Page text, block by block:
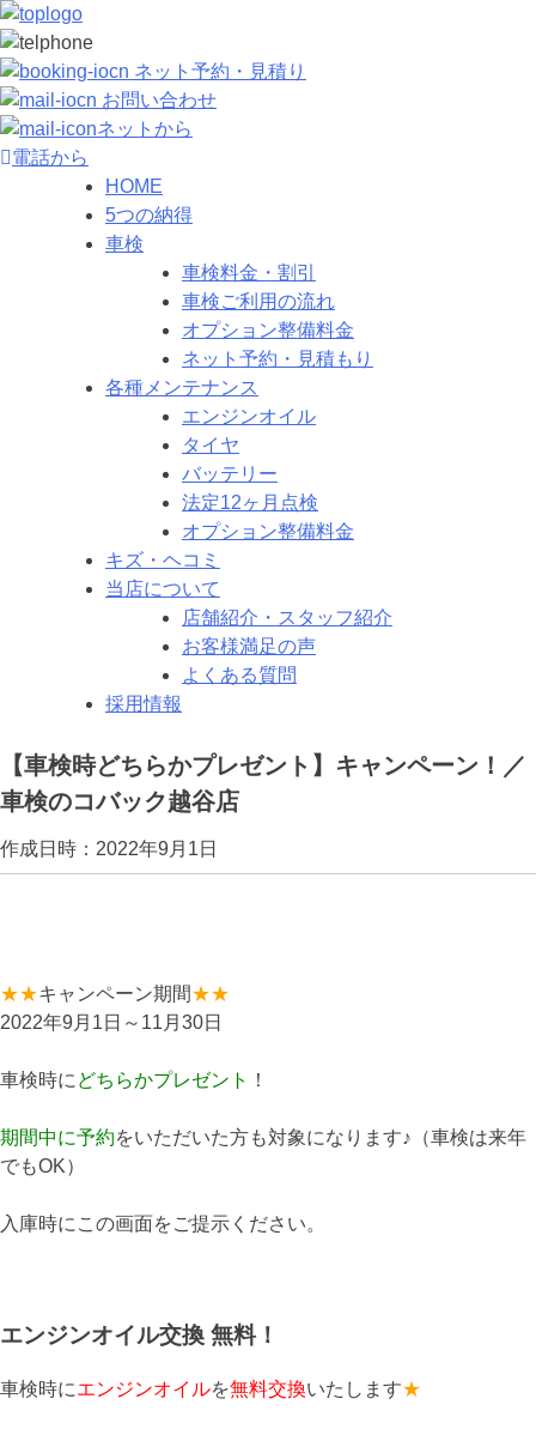
ネット予約・見積り
お問い合わせ
ネットから
電話から
HOME
5つの納得
車検
車検料金・割引
車検ご利用の流れ
オプション整備料金
ネット予約・見積もり
各種メンテナンス
エンジンオイル
タイヤ
バッテリー
法定12ヶ月点検
オプション整備料金
キズ・ヘコミ
当店について
店舗紹介・スタッフ紹介
お客様満足の声
よくある質問
採用情報
【車検時どちらかプレゼント】キャンペーン！／
車検のコバック越谷店
作成日時：2022年9月1日
★★キャンペーン期間★★
2022年9月1日～11月30日
車検時に どちらかプレゼント ！
期間中に予約をいただいた方も対象になります♪（車検は来年
でもOK）
入庫時にこの画面をご提示ください。
エンジンオイル交換 無料！
車検時にエンジンオイルを無料交換いたします★